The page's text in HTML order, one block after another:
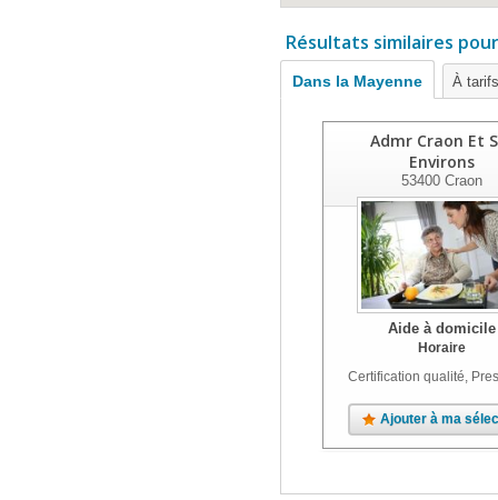
Résultats similaires
Dans la Mayenne À
Admr Craon Et
Environs
53400 Craon
Aide à domicile
Horaire
Certification qualité,
Ajouter à ma